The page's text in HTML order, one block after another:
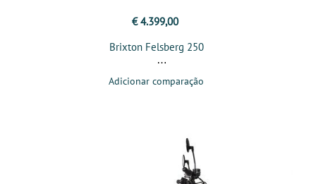
€ 4.399,00
Brixton Felsberg 250
Adicionar comparação